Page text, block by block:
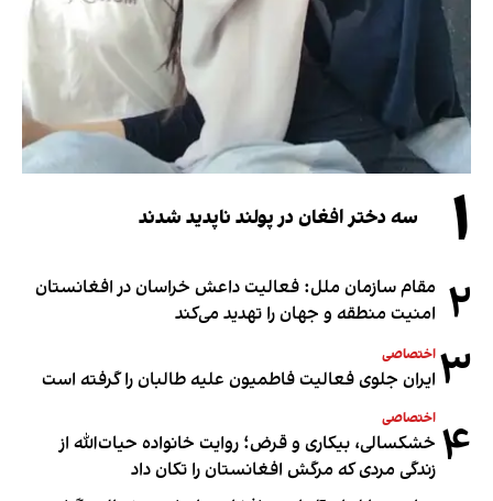
۱ سه دختر افغان در پولند ناپدید شدند
۲ مقام سازمان ملل: فعالیت داعش خراسان در افغانستان
امنیت منطقه و جهان را تهدید می‌کند
۳ اختصاصی
ایران جلوی فعالیت فاطمیون علیه طالبان را گرفته است
۴ اختصاصی
خشکسالی، بیکاری و قرض؛ روایت خانواده حیات‌الله از
زندگی مردی که مرگش افغانستان را تکان داد